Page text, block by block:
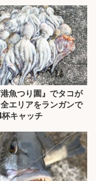
港魚つり園』でタコが
エリアをランガンで
キャッチ